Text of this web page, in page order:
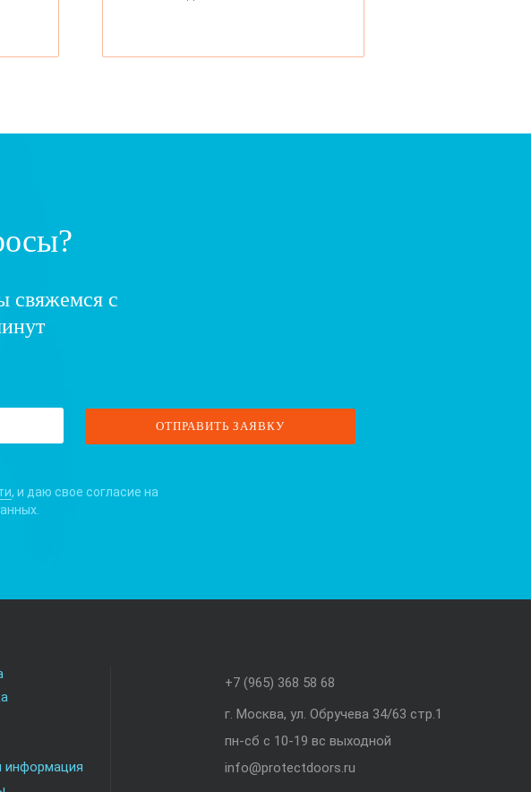
свяжемся с
, и даю свое согласие на
информация
+7 (965) 368 58 68
г. Москва, ул. Обручева 34/63 стр.1
пн-сб с 10-19 вс выходной
info@protectdoors.ru